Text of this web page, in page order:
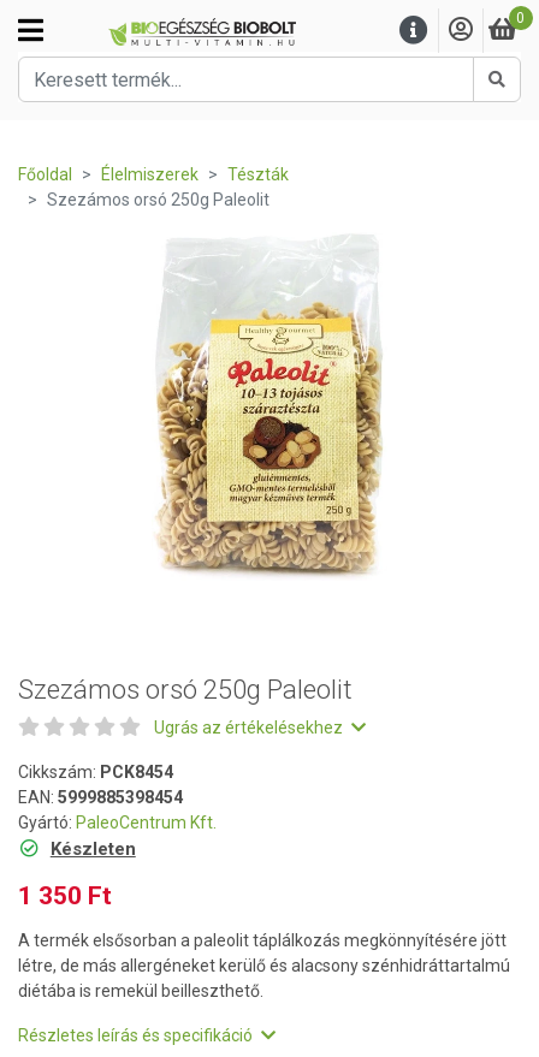
0
Főoldal Élelmiszerek
Tészták
Szezámos orsó 250g Paleolit
Szezámos orsó 250g Paleolit
Ugrás az értékelésekhez
Cikkszám: PCK8454
EAN: 5999885398454
Gyártó: PaleoCentrum Kft.
Készleten
1 350 Ft
A termék elsősorban a paleolit táplálkozás megkönnyítésére jött
létre, de más allergéneket kerülő és alacsony szénhidráttartalmú
diétába is remekül beilleszthető.
Részletes leírás és specifikáció